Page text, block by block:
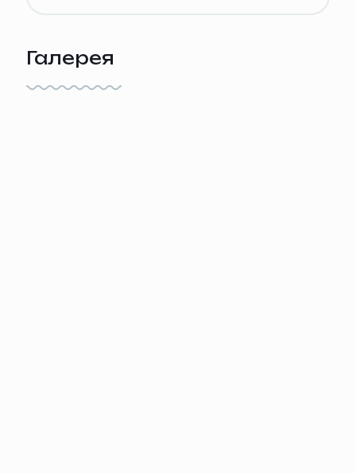
Галерея